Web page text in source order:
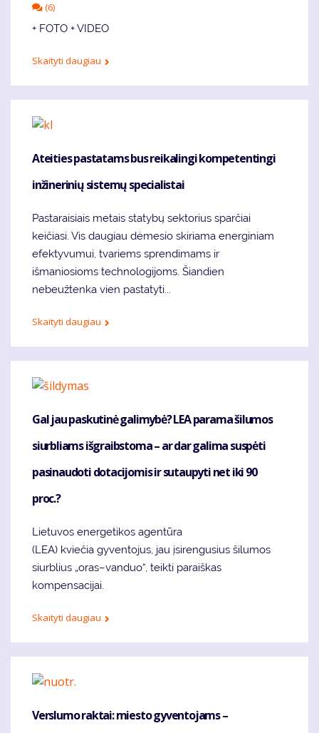
(6)
+ FOTO + VIDEO
Skaityti daugiau
Ateities pastatams bus reikalingi kompetentingi
inžinerinių sistemų specialistai
Pastaraisiais metais statybų sektorius sparčiai
keičiasi. Vis daugiau dėmesio skiriama energiniam
efektyvumui, tvariems sprendimams ir
išmaniosioms technologijoms. Šiandien
nebeužtenka vien pastatyti...
Skaityti daugiau
Gal jau paskutinė galimybė? LEA parama šilumos
siurbliams išgraibstoma – ar dar galima suspėti
pasinaudoti dotacijomis ir sutaupyti net iki 90
proc.?
Lietuvos energetikos agentūra
(LEA) kviečia gyventojus, jau įsirengusius šilumos
siurblius „oras–vanduo“, teikti paraiškas
kompensacijai.
Skaityti daugiau
Verslumo raktai: miesto gyventojams –